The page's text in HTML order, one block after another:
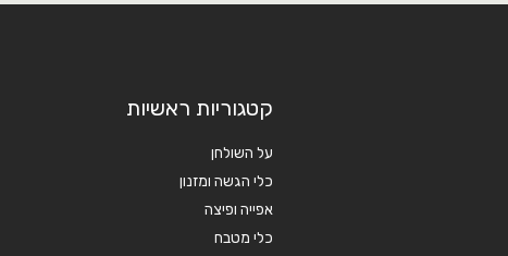
קטגוריות ראשיות
על השולחן
כלי הגשה ומזנון
אפייה ופיצה
כלי מטבח